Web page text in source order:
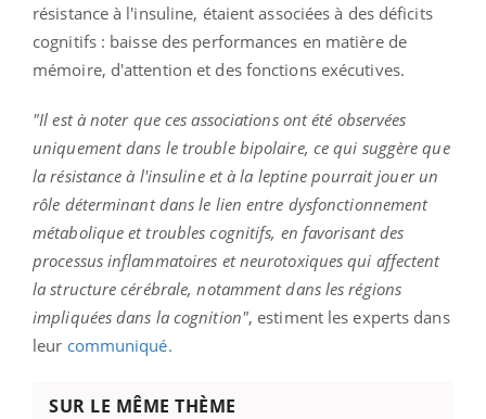
résistance à l'insuline, étaient associées à des déficits
cognitifs : baisse des performances en matière de
mémoire, d'attention et des fonctions exécutives.
"Il est à noter que ces associations ont été observées
uniquement dans le trouble bipolaire, ce qui suggère que
la résistance à l'insuline et à la leptine pourrait jouer un
rôle déterminant dans le lien entre dysfonctionnement
métabolique et troubles cognitifs, en favorisant des
processus inflammatoires et neurotoxiques qui affectent
la structure cérébrale, notamment dans les régions
impliquées dans la cognition", estiment les experts dans
leur communiqué.
SUR LE MÊME THÈME